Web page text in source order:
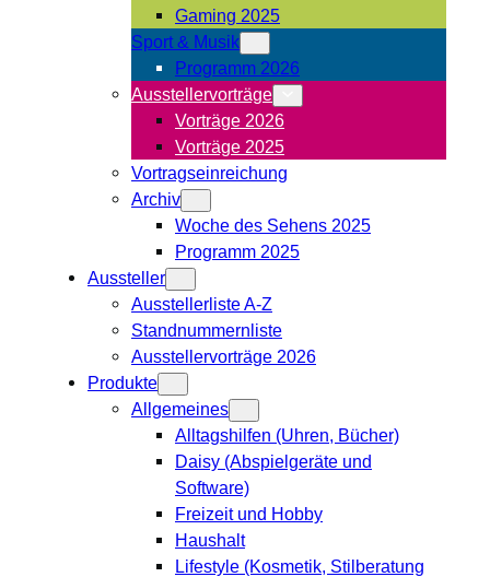
Gaming 2025
Sport & Musik
Programm 2026
Ausstellervorträge
Vorträge 2026
Vorträge 2025
Vortragseinreichung
Archiv
Woche des Sehens 2025
Programm 2025
Aussteller
Ausstellerliste A-Z
Standnummernliste
Ausstellervorträge 2026
Produkte
Allgemeines
Alltagshilfen (Uhren, Bücher)
Daisy (Abspielgeräte und
Software)
Freizeit und Hobby
Haushalt
Lifestyle (Kosmetik, Stilberatung